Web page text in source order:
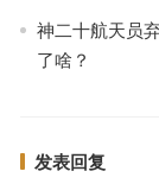
神二十航天员
了啥？
发表回复